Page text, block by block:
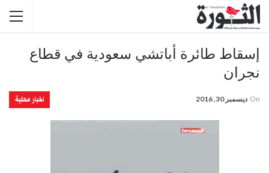
إسقاط طائرة أباتشي سعودية في قطاع
نجران
اخبار محلية On ديسمبر 30, 2016